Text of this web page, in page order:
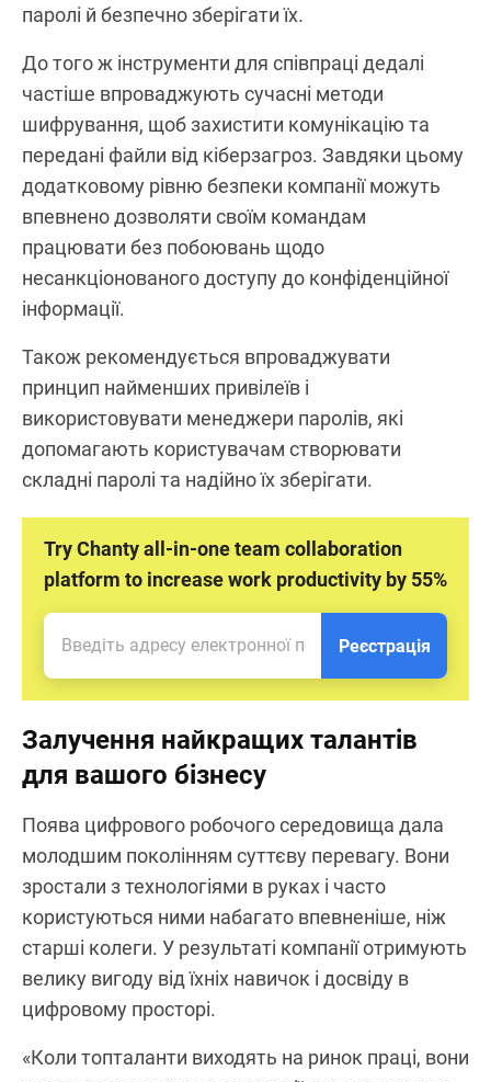
паролі й безпечно зберігати їх.
До того ж інструменти для співпраці дедалі
частіше впроваджують сучасні методи
шифрування, щоб захистити комунікацію та
передані файли від кіберзагроз. Завдяки цьому
додатковому рівню безпеки компанії можуть
впевнено дозволяти своїм командам
працювати без побоювань щодо
несанкціонованого доступу до конфіденційної
інформації.
Також рекомендується впроваджувати
принцип найменших привілеїв і
використовувати менеджери паролів, які
допомагають користувачам створювати
складні паролі та надійно їх зберігати.
Try Chanty all-in-one team collaboration
platform to increase work productivity by 55%
Реєстрація
Залучення найкращих талантів
для вашого бізнесу
Поява цифрового робочого середовища дала
молодшим поколінням суттєву перевагу. Вони
зростали з технологіями в руках і часто
користуються ними набагато впевненіше, ніж
старші колеги. У результаті компанії отримують
велику вигоду від їхніх навичок і досвіду в
цифровому просторі.
«Коли топталанти виходять на ринок праці, вони